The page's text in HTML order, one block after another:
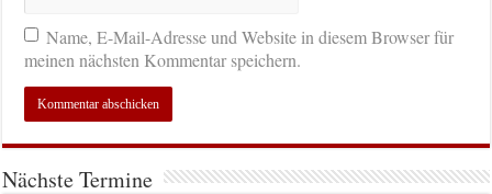
Name, E-Mail-Adresse und Website in diesem Browser für
meinen nächsten Kommentar speichern.
Nächste Termine